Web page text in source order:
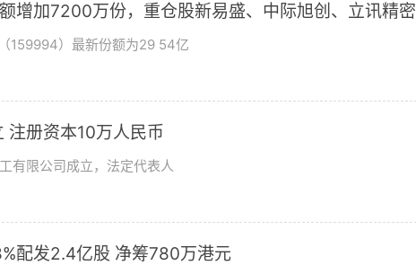
增加7200万份，重仓股新易盛、中际旭创、立讯精密
159994）最新份额为29 54亿
注册资本10万人民币
有限公司成立，法定代表人
配发2.4亿股 净筹780万港元